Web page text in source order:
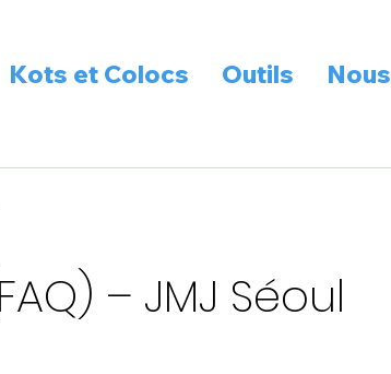
Kots et Colocs Outils Nous
– JMJ Séoul